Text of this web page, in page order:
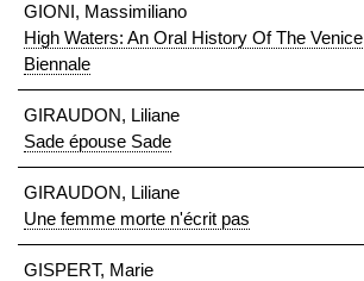
GIONI, Massimiliano
High Waters: An Oral History Of The Venice
Biennale
GIRAUDON, Liliane
Sade épouse Sade
GIRAUDON, Liliane
Une femme morte n'écrit pas
GISPERT, Marie